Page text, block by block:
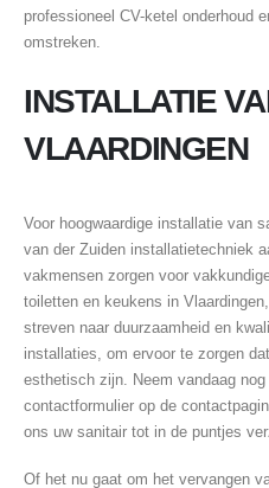
professioneel CV-ketel onderhoud
omstreken.
INSTALLATIE
VLAARDINGEN
Voor hoogwaardige installatie van
van der Zuiden installatietechniek
vakmensen zorgen voor
toiletten en keukens in
streven naar duurzaamheid en
installaties, om ervoor te zorgen
esthetisch zijn. Neem vandaag
contactformulier op de
ons uw sanitair tot in de puntjes
Of het nu gaat om het vervangen